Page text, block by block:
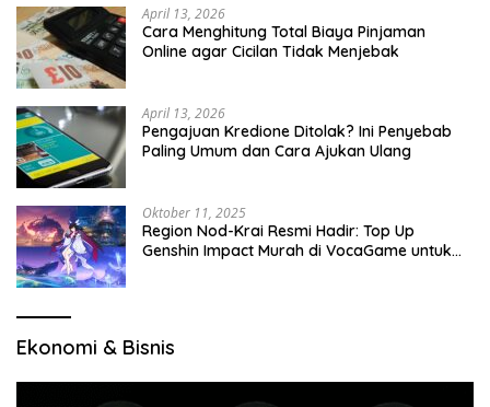
April 13, 2026
Cara Menghitung Total Biaya Pinjaman
Online agar Cicilan Tidak Menjebak
April 13, 2026
Pengajuan Kredione Ditolak? Ini Penyebab
Paling Umum dan Cara Ajukan Ulang
Oktober 11, 2025
Region Nod-Krai Resmi Hadir: Top Up
Genshin Impact Murah di VocaGame untuk
Ekonomi & Bisnis